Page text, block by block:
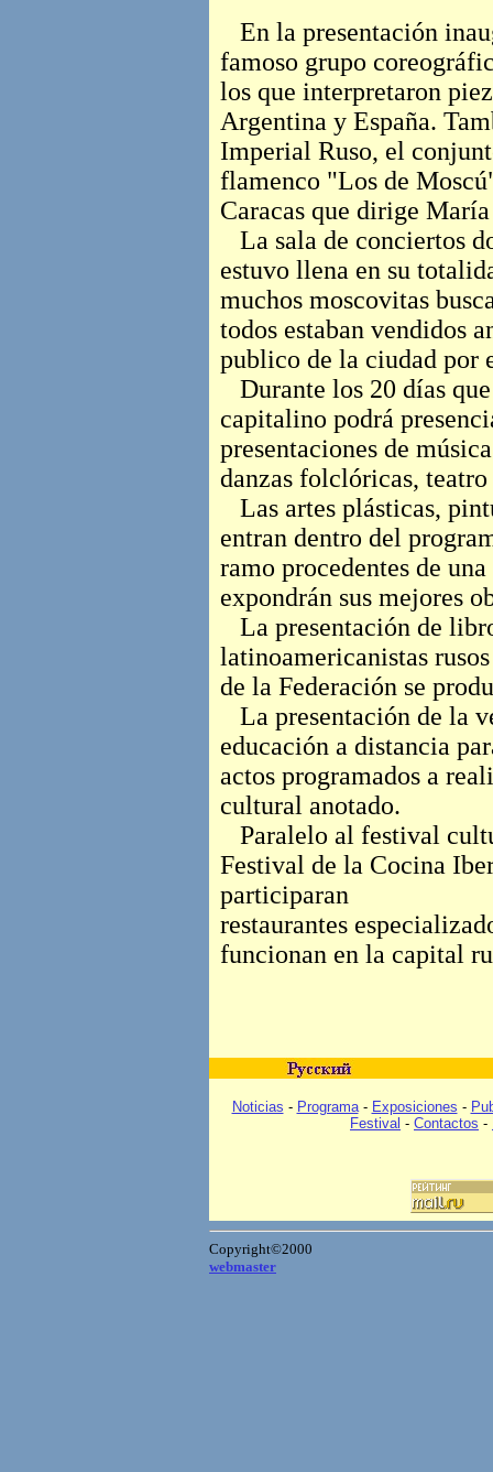
En la presentación
famoso grupo
los que interpretaron
Argentina y España.
Imperial Ruso, el
flamenco "Los de
Caracas que dirige
La sala de conciertos
estuvo llena en su
muchos moscovitas
todos estaban vendidos
publico de la ciudad por
Durante los 20 días
capitalino podrá
presentaciones de
danzas folclóricas,
Las artes plásticas,
entran dentro del
ramo procedentes de
expondrán sus mejores
La presentación de
latinoamericanistas
de la Federación se
La presentación de la
educación a distancia
actos programados a
cultural anotado.
Paralelo al festival
Festival de la Cocina
participaran
restaurantes
funcionan en la capital
Noticias - Programa- Exposiciones -
Festival - Contactos -
Copyright©2000
webmaster